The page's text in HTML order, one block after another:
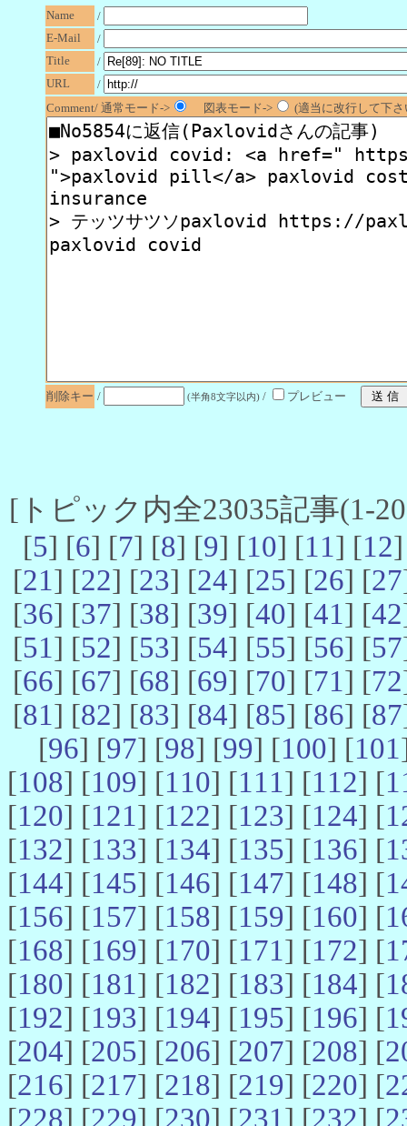
Name
/
E-Mail
/
Title
/
URL
/
Comment/ 通常モード->
図表モード-> (適当に改行して下
削除キー / (半角8文字以内) / プレビュー
[トピック内全23035記事(1-
[5] [6] [7] [8] [9] [10] [11] [12
[21] [22] [23] [24] [25] [26] [27
[36] [37] [38] [39] [40] [41] [42
[51] [52] [53] [54] [55] [56] [57
[66] [67] [68] [69] [70] [71] [72
[81] [82] [83] [84] [85] [86] [87
[96] [97] [98] [99] [100] [101
[108] [109] [110] [111] [112] [
[120] [121] [122] [123] [124] [
[132] [133] [134] [135] [136] [
[144] [145] [146] [147] [148] [
[156] [157] [158] [159] [160] [
[168] [169] [170] [171] [172] [
[180] [181] [182] [183] [184] [
[192] [193] [194] [195] [196] [
[204] [205] [206] [207] [208] [
[216] [217] [218] [219] [220] [
[228] [229] [230] [231] [232] [